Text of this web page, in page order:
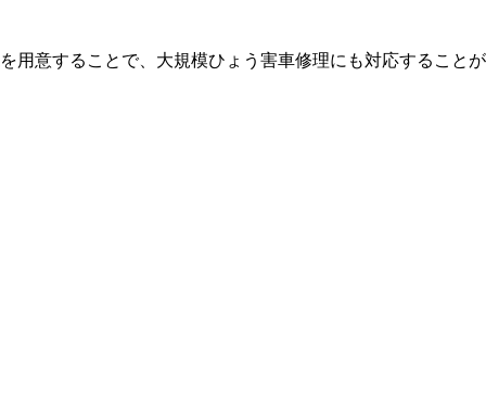
用意することで、大規模ひょう害車修理にも対応することが